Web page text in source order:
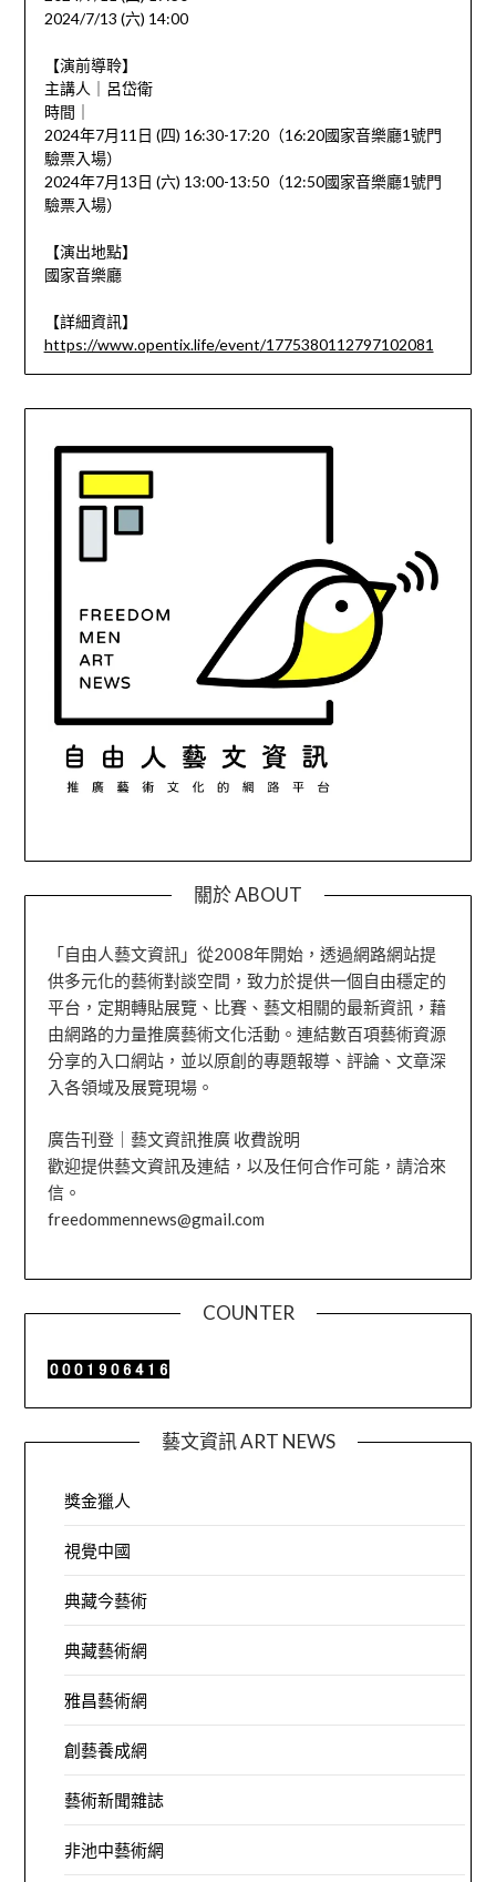
2024/7/13 (六) 14:00
【演前導聆】
主講人｜呂岱衛
時間｜
2024年7月11日 (四) 16:30-17:20（16:20國家音樂廳1號門
驗票入場）
2024年7月13日 (六) 13:00-13:50（12:50國家音樂廳1號門
驗票入場）
【演出地點】
國家音樂廳
【詳細資訊】
https://www.opentix.life/event/1775380112797102081
關於 ABOUT
「自由人藝文資訊」從2008年開始，透過網路網站提
供多元化的藝術對談空間，致力於提供一個自由穩定的
平台，定期轉貼展覽、比賽、藝文相關的最新資訊，藉
由網路的力量推廣藝術文化活動。連結數百項藝術資源
分享的入口網站，並以原創的專題報導、評論、文章深
入各領域及展覽現場。
廣告刊登｜藝文資訊推廣 收費說明
歡迎提供藝文資訊及連結，以及任何合作可能，請洽來
信。
freedommennews@gmail.com
COUNTER
藝文資訊 ART NEWS
獎金獵人
視覺中國
典藏今藝術
典藏藝術網
雅昌藝術網
創藝養成網
藝術新聞雜誌
非池中藝術網